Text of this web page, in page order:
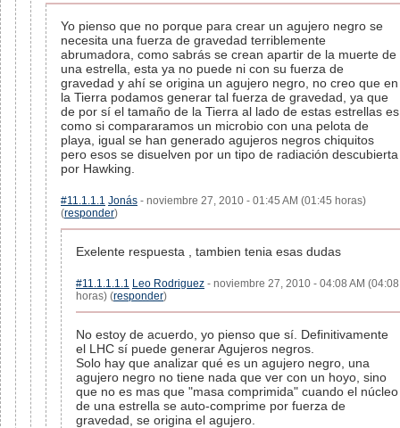
Yo pienso que no porque para crear un agujero negro se
necesita una fuerza de gravedad terriblemente
abrumadora, como sabrás se crean apartir de la muerte de
una estrella, esta ya no puede ni con su fuerza de
gravedad y ahí se origina un agujero negro, no creo que en
la Tierra podamos generar tal fuerza de gravedad, ya que
de por sí el tamaño de la Tierra al lado de estas estrellas es
como si compararamos un microbio con una pelota de
playa, igual se han generado agujeros negros chiquitos
pero esos se disuelven por un tipo de radiación descubierta
por Hawking.
#11.1.1.1 Jonás - noviembre 27, 2010 - 01:45 AM (01:45 horas)
(responder)
Exelente respuesta , tambien tenia esas dudas
#11.1.1.1.1 Leo Rodriguez - noviembre 27, 2010 - 04:08 AM (04:08
horas) (responder)
No estoy de acuerdo, yo pienso que sí. Definitivamente
el LHC sí puede generar Agujeros negros.
Solo hay que analizar qué es un agujero negro, una
agujero negro no tiene nada que ver con un hoyo, sino
que no es mas que "masa comprimida" cuando el núcleo
de una estrella se auto-comprime por fuerza de
gravedad, se origina el agujero.